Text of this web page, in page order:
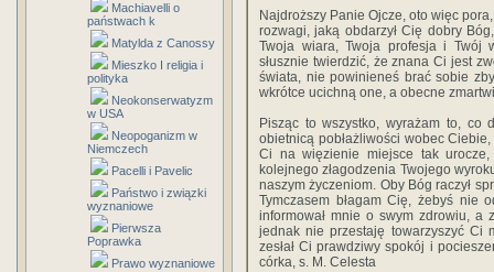
Machiavelli o
państwach k
Matylda z Canossy
Mieszko I religia i
polityka
Neokonserwatyzm
w USA
Neopoganizm w
Niemczech
Pacelli i Pavelic
Państwo i związki
wyznaniowe
Pierwsza
Poprawka
Prawo wyznaniowe
Najdroższy Panie Ojcze, oto więc
rozwagi, jaką obdarzył Cię dobry
Twoja wiara, Twoja profesja i Twój
słusznie twierdzić, że znana Ci jest
świata, nie powinieneś brać sobie
wkrótce ucichną one, a obecne
Pisząc to wszystko, wyrażam to, co
obietnicą pobłażliwości wobec
Ci na więzienie miejsce tak
kolejnego złagodzenia Twojego
naszym życzeniom. Oby Bóg raczył
Tymczasem błagam Cię, żebyś nie
informował mnie o swym zdrowiu, a
jednak nie przestaję towarzyszyć Ci
zesłał Ci prawdziwy spokój i
córka, s. M. Celesta